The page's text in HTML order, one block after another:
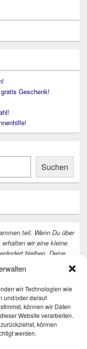
wir Technologien wie
und/oder darauf
können wir Daten
Website verarbeiten.
können
werden.
Geschenk!
Suchen
teil. Wenn Du über
wir eine kleine
bleiben. Deine